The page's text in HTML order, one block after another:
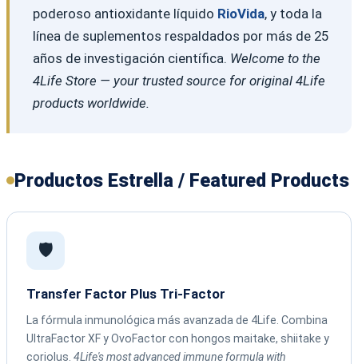
poderoso antioxidante líquido RioVida, y toda la
línea de suplementos respaldados por más de 25
años de investigación científica. Welcome to the
4Life Store — your trusted source for original 4Life
products worldwide.
Productos Estrella / Featured Products
🛡️
Transfer Factor Plus Tri-Factor
La fórmula inmunológica más avanzada de 4Life. Combina
UltraFactor XF y OvoFactor con hongos maitake, shiitake y
coriolus. 4Life's most advanced immune formula with